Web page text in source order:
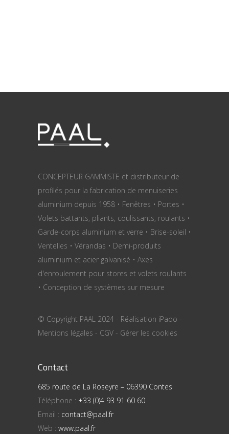
CONCEPTEUR GAMMISTE et distributeur de
profilés pour la fabrication de menuiseries
aluminium depuis 1958 • Fenêtres • Portes •
Volets battants, pliants, coulissants, roulants •
Garde-corps aluminium et verre • Brise-soleil •
Ventelles • Vérandas • Demi-produits
aluminium et acier galvanisé • Axes
d'enroulement pour stores et volets roulants
• Conception de systèmes sur mesure
© Copyright PAAL 2024 - Réalisation iPaoo -
Mentions légales - CGV - Gérer les cookies
Contact
685 route de La Roseyre – 06390 Contes
Téléphone : +33 (0)4 93 91 60 60
Email : contact@paal.fr
Web : www.paal.fr